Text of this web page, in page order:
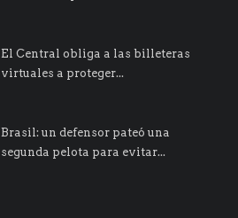
El Central obliga a las billeteras
virtuales a proteger...
Brasil: un defensor pateó una
segunda pelota para evitar...